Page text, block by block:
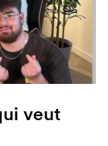
veut